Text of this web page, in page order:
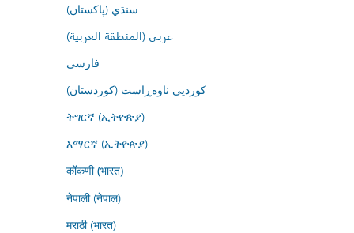
سنڌي (پاکستان)
عربي (المنطقة العربية)
فارسى
کوردیی ناوەڕاست (کوردستان)
ትግርኛ (ኢትዮጵያ)
አማርኛ (ኢትዮጵያ)
कोंकणी (भारत)
नेपाली (नेपाल)
मराठी (भारत)